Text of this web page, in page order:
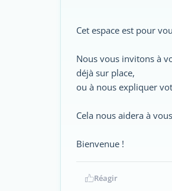
Cet espace est pour
Nous vous invitons à
déjà sur place,
ou à nous expliquer
Cela nous aidera à
Bienvenue !
Réagir